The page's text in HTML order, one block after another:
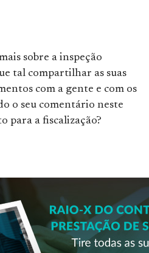
sobre a inspeção
tal compartilhar as suas
com a gente e com os
o seu comentário neste
para a fiscalização?